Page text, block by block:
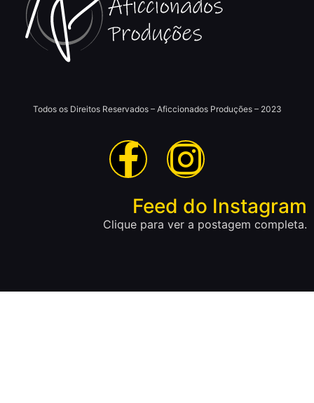
Todos os Direitos Reservados – Aficcionados Produções – 2023
Feed do Instagram
Clique para ver a postagem completa.